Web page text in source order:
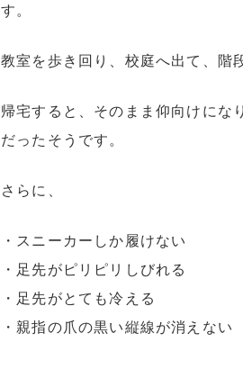
す。
教室を歩き回り、校庭へ出て、階
帰宅すると、そのまま仰向けにな
だったそうです。
さらに、
・スニーカーしか履けない
・足先がピリピリしびれる
・足先がとても冷える
・親指の爪の黒い縦線が消えない